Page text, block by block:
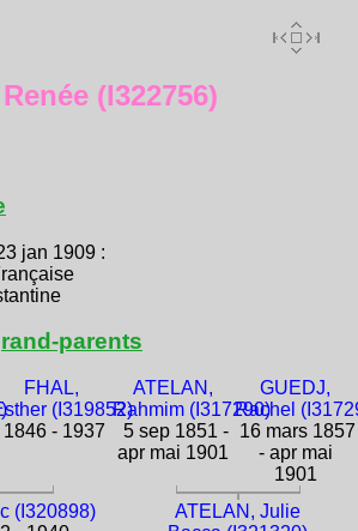
(I322756)
jan 1909 :
parents
FHAL,
(I319852)
1846 - 1937
ATELAN,
Rahmim (I317290)
5 sep 1851 -
apr mai 1901
GUEDJ,
Rachel
16 mars 1857
- apr mai
1901
(I320898)
ATELAN, Julie